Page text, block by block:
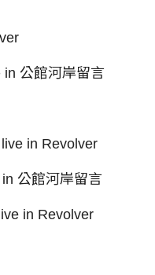
公館河岸留言
in Revolver
公館河岸留言
in Revolver